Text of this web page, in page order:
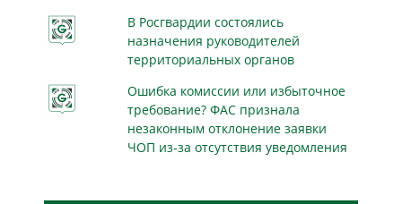
В Росгвардии состоялись
назначения руководителей
территориальных органов
Ошибка комиссии или избыточное
требование? ФАС признала
незаконным отклонение заявки
ЧОП из-за отсутствия уведомления